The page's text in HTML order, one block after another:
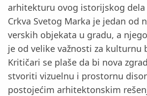
arhitekturu ovog istorijskog dela
Crkva Svetog Marka je jedan od
verskih objekata u gradu, a
je od velike važnosti za kulturnu
Kritičari se plaše da bi nova
stvoriti vizuelnu i prostornu
postojećim arhitektonskim